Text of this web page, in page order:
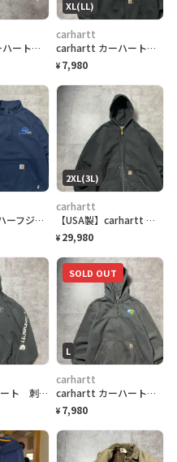
carhartt カーハート ジッパーフライ 裏地ブランケット付き レザーパッチ 濃紺デニムパンツ
XL(LL)
carhartt
carhartt カーハート グッドダメージ フルジップ パーカー フーディ
¥ 7,980
carhartt FR ハーフジップ 刺繍企業ロゴ ネイビー スウェット
2XL(3L)
carhartt
【USA製】carhartt ブラック ダメージ ダック生地 アクティブパーカー
¥ 29,980
【XL】カーハート 刺繍企業ロゴ アームプリント グッドダメージ パーカー
L
SOLD OUT
carhartt
carhartt カーハート ハーフジップ 刺繍企業ロゴ ヘビーオンス ダメージ パーカー
¥ 7,980